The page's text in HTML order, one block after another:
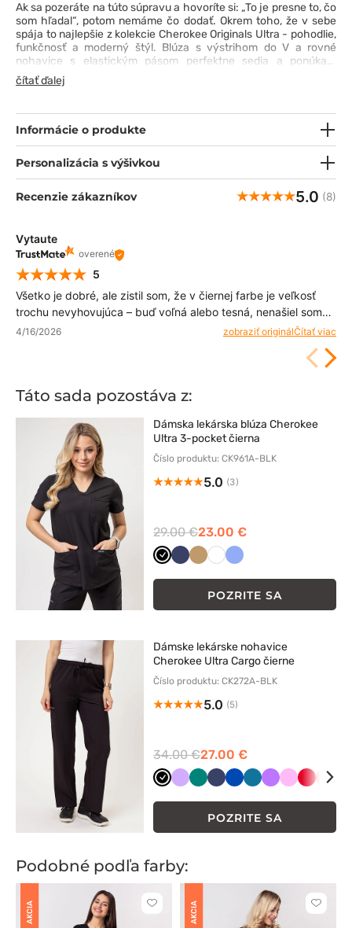
Ak sa pozeráte na túto súpravu a hovoríte si: „To je presne to, čo
som hľadal“, potom nemáme čo dodať. Okrem toho, že v sebe
spája to najlepšie z kolekcie Cherokee Originals Ultra - pohodlie,
funkčnosť a moderný štýl. Blúza s výstrihom do V a rovné
nohavice s elastickým pásom perfektne sedia a ponúkajú
voľnosť pohybu. Celkovo sedem priestranných vreciek
poskytuje praktický priestor na nevyhnutné veci a dvojité
pri náročnom používaní. Celá súprava je vyrobená z mäkkej, na
dotyk príjemnej tkaniny s technológiou PROTX2®, ktorá
zaručuje svieži pocit počas celého dňa. Ak hľadáte spoľahlivú
čítať ďalej
Informácie o produkte
Personalizácia s výšivkou
Recenzie zákazníkov 5.0 (8)
Vytaute
overené
5
Všetko je dobré, ale zistil som, že v čiernej farbe je veľkosť
trochu nevyhovujúca – buď voľná alebo tesná, nenašiel som
strednú cestu, ale model stojí za vyskúšanie. Látka je ľahká a
4/16/2026 zobraziť originálČítať viac
Táto sada pozostáva z:
Dámska lekárska blúza Cherokee
Ultra 3-pocket čierna
Číslo produktu: CK961A-BLK
5.0 (3)
29.00 €23.00 €
CzarnyCiemnyBeżowyBiałyKlasyczny
POZRITE SA
Dámske lekárske nohavice
Cherokee Ultra Cargo čierne
Číslo produktu: CK272A-BLK
5.0 (5)
34.00 €27.00 €
CzarnyLawendowy
ZielonyCiemnyKrólewski
KaraibskiFioletowy
Różowy
POZRITE SA
Podobné podľa farby:
AKCIA
Kliknite
AKCIA
Kliknite